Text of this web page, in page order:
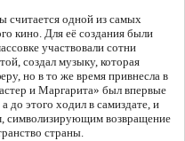
считается одной из самых
кино. Для её создания были
участвовали сотни
создал музыку, которая
но в то же время привнесла в
и Маргарита» был впервые
до этого ходил в самиздате, и
символизирующим возвращение
страны.